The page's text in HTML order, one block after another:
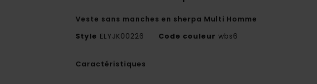
Veste sans manches en sherpa Multi Homme
Style ELYJK00226 Code couleur wbs6
Caractéristiques